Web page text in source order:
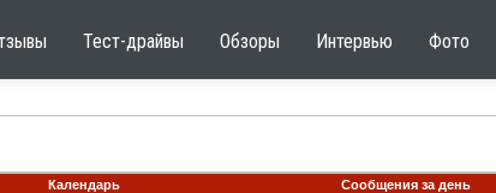
Тест-драйвы Обзоры Интервью Фото
Календарь Сообщения за день